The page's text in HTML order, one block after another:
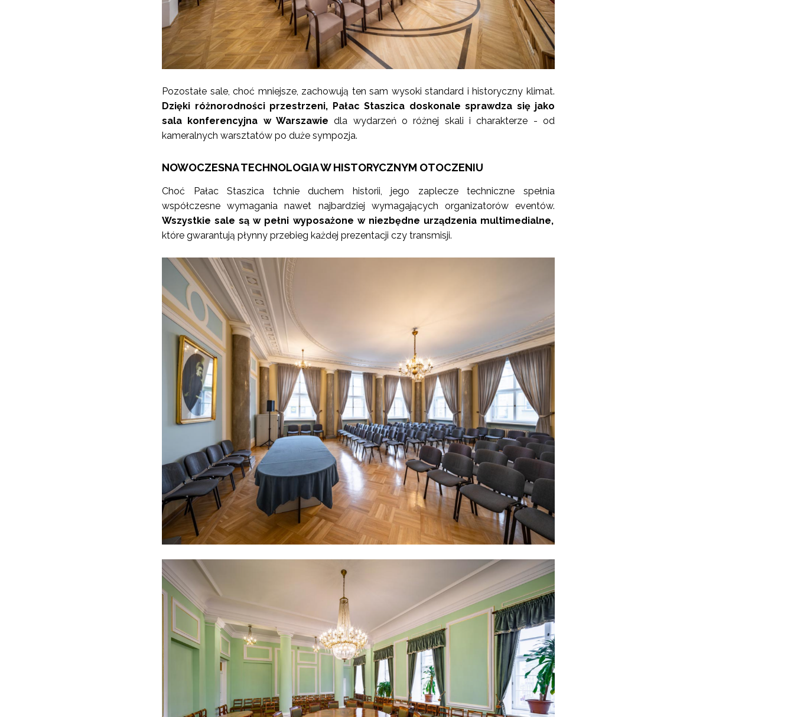
Pozostałe sale, choć mniejsze, zachowują ten sam wysoki standard i historyczny klimat.
Dzięki różnorodności przestrzeni, Pałac Staszica doskonale sprawdza się jako
sala konferencyjna w Warszawiedla wydarzeń o różnej skali i charakterze - od
kameralnych warsztatów po duże sympozja.
NOWOCZESNA TECHNOLOGIA W HISTORYCZNYM OTOCZENIU
Choć Pałac Staszica tchnie duchem historii, jego zaplecze techniczne spełnia
współczesne wymagania nawet najbardziej wymagających organizatorów eventów.
Wszystkie sale są w pełni wyposażone w niezbędne urządzenia multimedialne,
które gwarantują płynny przebieg każdej prezentacji czy transmisji.